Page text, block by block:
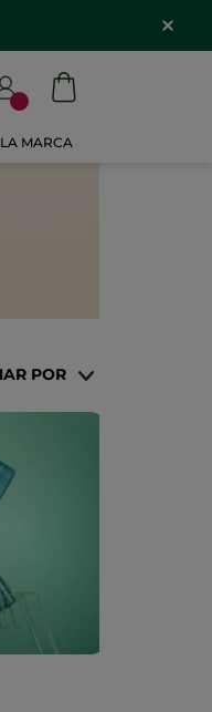
LA MARCA
POR